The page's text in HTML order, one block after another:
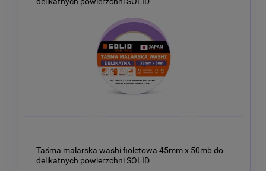
Taśma malarska washi fioletowa 45mm x 50mb do
delikatnych powierzchni SOLID